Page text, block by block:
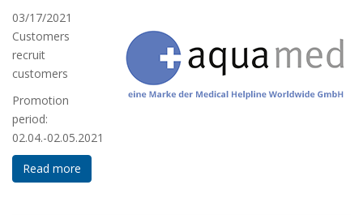
03/17/2021
Customers
recruit
customers
Promotion
period:
02.04.-02.05.2021
Read more